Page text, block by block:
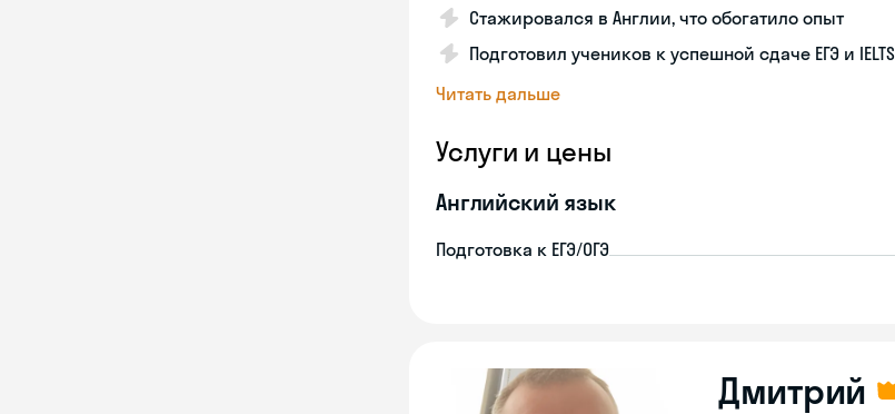
Стажировался в Англии, что обогатило опыт
Подготовил учеников к успешной сдаче ЕГЭ и IELTS
Читать дальше
Услуги и цены
Английский язык
Подготовка к ЕГЭ/ОГЭ
Дмитрий